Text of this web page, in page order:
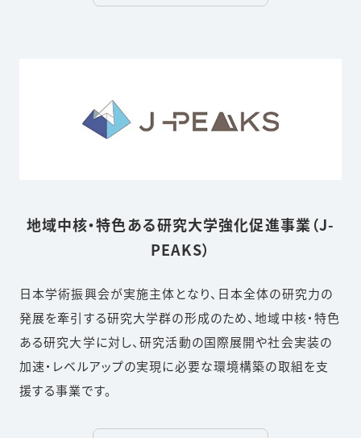
地域中核・特色ある研究大学強化促進事業（J-
PEAKS）
日本学術振興会が実施主体となり、日本全体の研究力の
発展を牽引する研究大学群の形成のため、地域中核・特色
ある研究大学に対し、研究活動の国際展開や社会実装の
加速・レベルアップの実現に必要な環境構築の取組を支
援する事業です。